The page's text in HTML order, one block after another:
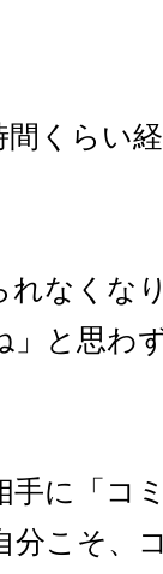
間くらい
なくな
」と思わ
手に「コ
分こそ、